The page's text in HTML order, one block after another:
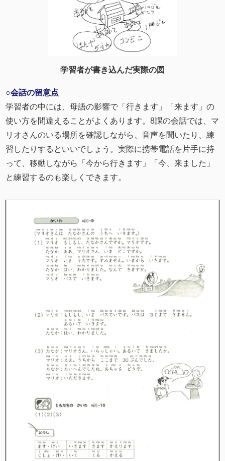
学習者が書き込んだ実際の図
○会話の留意点
学習者の中には、母語の影響で「行きます」「来ます」の
使い方を間違えることがよくあります。8課の会話では、マ
リオさんのいる場所を確認しながら、音声を聞いたり、練
習したりするといいでしょう。実際に携帯電話を片手に持
って、移動しながら「今から行きます」「今、来ました」
と練習するのも楽しくできます。